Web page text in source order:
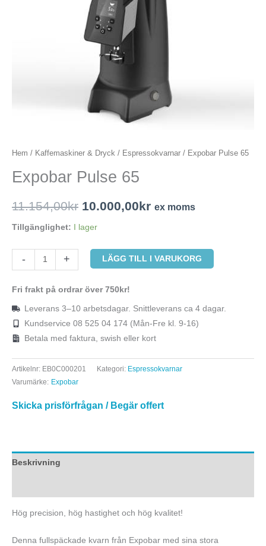
Hem / Kaffemaskiner & Dryck / Espressokvarnar / Expobar Pulse 65
Expobar Pulse 65
11.154,00kr 10.000,00kr ex moms
Tillgänglighet: I lager
- + LÄGG TILL I VARUKORG
Fri frakt på ordrar över 750kr!
Leverans 3–10 arbetsdagar. Snittleverans ca 4 dagar.
Kundservice 08 525 04 174 (Mån-Fre kl. 9-16)
Betala med faktura, swish eller kort
Artikelnr: EB0C000201 Kategori: Espressokvarnar
Varumärke: Expobar
Skicka prisförfrågan / Begär offert
Beskrivning
Hög precision, hög hastighet och hög kvalitet!
Denna fullspäckade kvarn från Expobar med sina stora